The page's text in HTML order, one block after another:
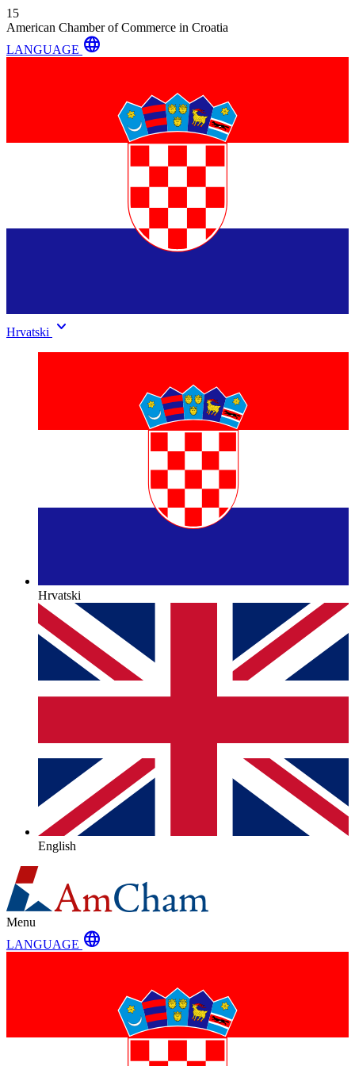
15
American Chamber of Commerce in Croatia
LANGUAGE language
Hrvatski keyboard_arrow_down
Hrvatski
English
Menu
LANGUAGE language